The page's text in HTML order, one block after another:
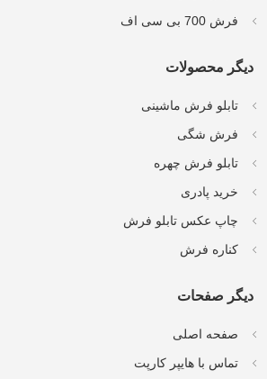
فرش 700 بی سی اف
دیگر محصولات
تابلو فرش ماشینی
فرش شگی
تابلو فرش چهره
خرید پادری
چاپ عکس تابلو فرش
کناره فرش
دیگر صفحات
صفحه اصلی
تماس با هایپر کارپت